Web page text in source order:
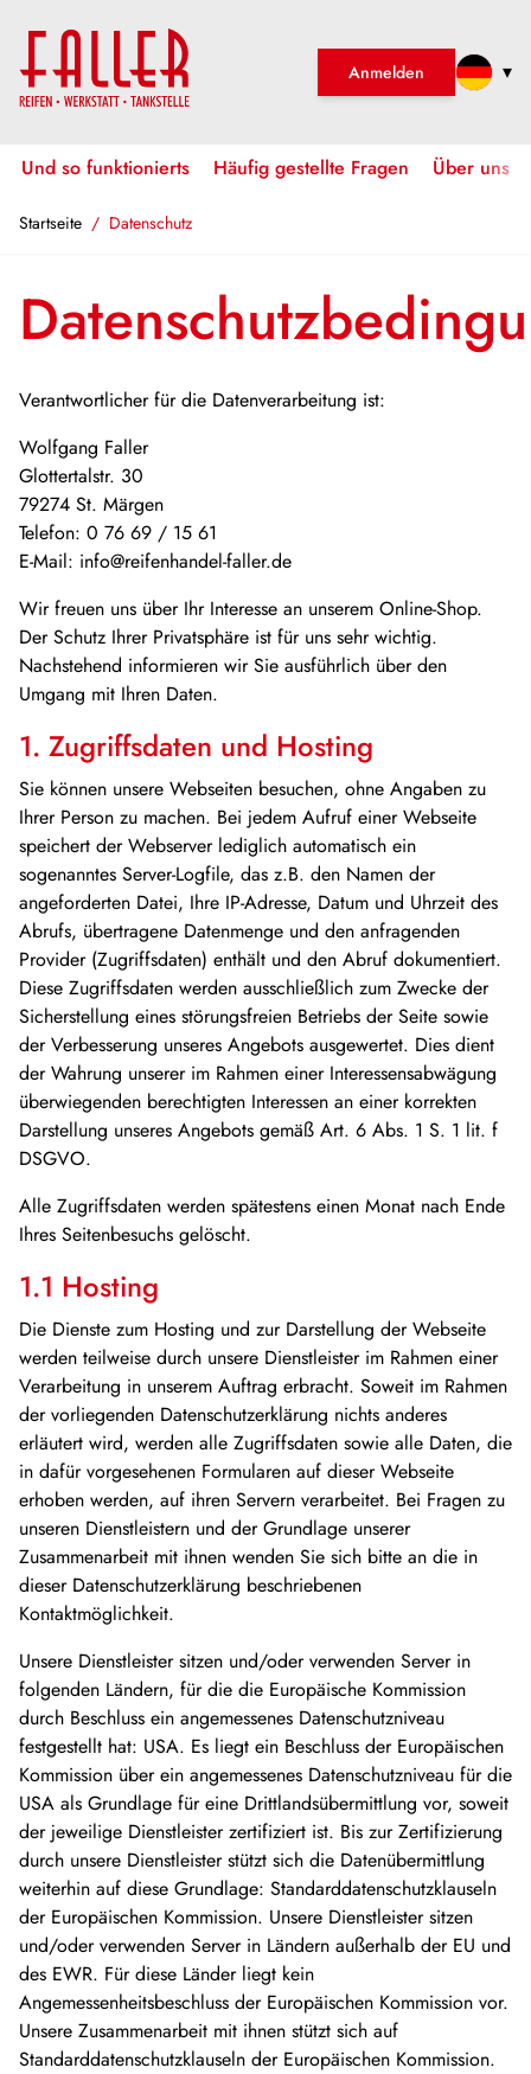
Anmelden ▾
Und so funktionierts Häufig gestellte Fragen Über uns
Startseite / Datenschutz
Verantwortlicher für die Datenverarbeitung ist:
Wolfgang Faller
Glottertalstr. 30
79274 St. Märgen
Telefon: 0 76 69 / 15 61
E-Mail: info@reifenhandel-faller.de
Wir freuen uns über Ihr Interesse an unserem Online-Shop.
Der Schutz Ihrer Privatsphäre ist für uns sehr wichtig.
Nachstehend informieren wir Sie ausführlich über den
Umgang mit Ihren Daten.
1. Zugriffsdaten und Hosting
Sie können unsere Webseiten besuchen, ohne Angaben zu
Ihrer Person zu machen. Bei jedem Aufruf einer Webseite
speichert der Webserver lediglich automatisch ein
sogenanntes Server-Logfile, das z.B. den Namen der
angeforderten Datei, Ihre IP-Adresse, Datum und Uhrzeit des
Abrufs, übertragene Datenmenge und den anfragenden
Provider (Zugriffsdaten) enthält und den Abruf dokumentiert.
Diese Zugriffsdaten werden ausschließlich zum Zwecke der
Sicherstellung eines störungsfreien Betriebs der Seite sowie
der Verbesserung unseres Angebots ausgewertet. Dies dient
der Wahrung unserer im Rahmen einer Interessensabwägung
überwiegenden berechtigten Interessen an einer korrekten
Darstellung unseres Angebots gemäß Art. 6 Abs. 1 S. 1 lit. f
DSGVO.
Alle Zugriffsdaten werden spätestens einen Monat nach Ende
Ihres Seitenbesuchs gelöscht.
1.1 Hosting
Die Dienste zum Hosting und zur Darstellung der Webseite
werden teilweise durch unsere Dienstleister im Rahmen einer
Verarbeitung in unserem Auftrag erbracht. Soweit im Rahmen
der vorliegenden Datenschutzerklärung nichts anderes
erläutert wird, werden alle Zugriffsdaten sowie alle Daten, die
in dafür vorgesehenen Formularen auf dieser Webseite
erhoben werden, auf ihren Servern verarbeitet. Bei Fragen zu
unseren Dienstleistern und der Grundlage unserer
Zusammenarbeit mit ihnen wenden Sie sich bitte an die in
dieser Datenschutzerklärung beschriebenen
Kontaktmöglichkeit.
Unsere Dienstleister sitzen und/oder verwenden Server in
folgenden Ländern, für die die Europäische Kommission
durch Beschluss ein angemessenes Datenschutzniveau
festgestellt hat: USA. Es liegt ein Beschluss der Europäischen
Kommission über ein angemessenes Datenschutzniveau für die
USA als Grundlage für eine Drittlandsübermittlung vor, soweit
der jeweilige Dienstleister zertifiziert ist. Bis zur Zertifizierung
durch unsere Dienstleister stützt sich die Datenübermittlung
weiterhin auf diese Grundlage: Standarddatenschutzklauseln
der Europäischen Kommission. Unsere Dienstleister sitzen
und/oder verwenden Server in Ländern außerhalb der EU und
des EWR. Für diese Länder liegt kein
Angemessenheitsbeschluss der Europäischen Kommission vor.
Unsere Zusammenarbeit mit ihnen stützt sich auf
Standarddatenschutzklauseln der Europäischen Kommission.